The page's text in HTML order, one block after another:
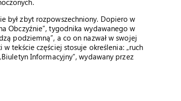
był zbyt rozpowszechniony. Dopiero w
Obczyźnie”, tygodnika wydawanego w
podziemną”, a co on nazwał w swojej
tekście częściej stosuje określenia: „ruch
Informacyjny”, wydawany przez